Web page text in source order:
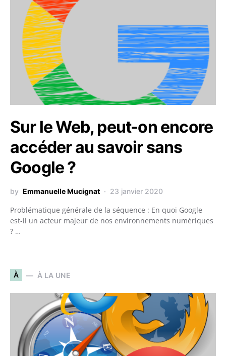
Sur le Web, peut-on encore
accéder au savoir sans
Google ?
by Emmanuelle Mucignat 23 janvier 2020
Problématique générale de la séquence : En quoi Google
est-il un acteur majeur de nos environnements numériques
? …
À À LA UNE